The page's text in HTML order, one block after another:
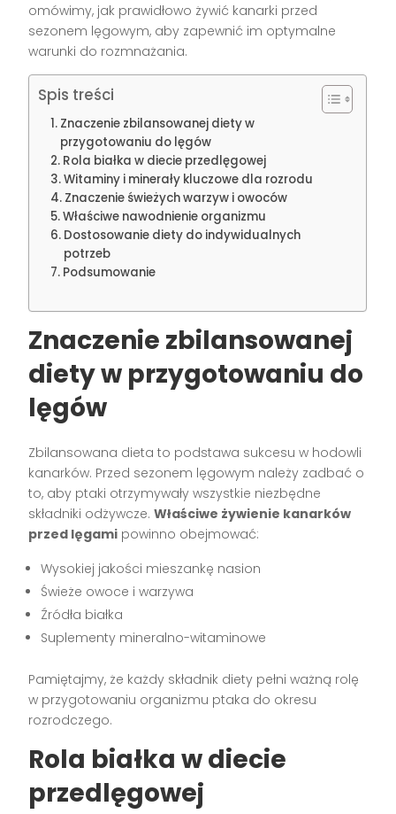
omówimy, jak prawidłowo żywić kanarki przed
sezonem lęgowym, aby zapewnić im optymalne
warunki do rozmnażania.
Spis treści
Znaczenie zbilansowanej diety w
przygotowaniu do lęgów
Rola białka w diecie przedlęgowej
Witaminy i minerały kluczowe dla rozrodu
Znaczenie świeżych warzyw i owoców
Właściwe nawodnienie organizmu
Dostosowanie diety do indywidualnych
potrzeb
Podsumowanie
Znaczenie zbilansowanej
diety w przygotowaniu do
lęgów
Zbilansowana dieta to podstawa sukcesu w hodowli
kanarków. Przed sezonem lęgowym należy zadbać o
to, aby ptaki otrzymywały wszystkie niezbędne
składniki odżywcze.Właściwe żywienie kanarków
przed lęgami powinno obejmować:
Wysokiej jakości mieszankę nasion
Świeże owoce i warzywa
Źródła białka
Suplementy mineralno-witaminowe
Pamiętajmy, że każdy składnik diety pełni ważną rolę
w przygotowaniu organizmu ptaka do okresu
rozrodczego.
Rola białka w diecie
przedlęgowej